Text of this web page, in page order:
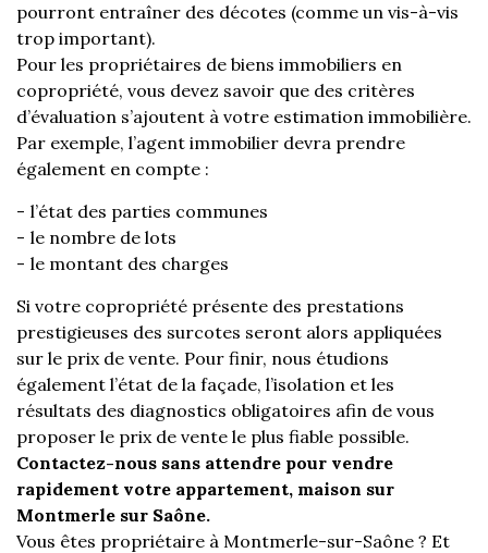
pourront entraîner des décotes (comme un vis-à-vis
trop important).
Pour les propriétaires de biens immobiliers en
copropriété, vous devez savoir que des critères
d’évaluation s’ajoutent à votre estimation immobilière.
Par exemple, l’agent immobilier devra prendre
également en compte :
l’état des parties communes
le nombre de lots
le montant des charges
Si votre copropriété présente des prestations
prestigieuses des surcotes seront alors appliquées
sur le prix de vente. Pour finir, nous étudions
également l’état de la façade, l’isolation et les
résultats des diagnostics obligatoires afin de vous
proposer le prix de vente le plus fiable possible.
Contactez-nous sans attendre pour vendre
rapidement votre appartement, maison sur
Montmerle sur Saône.
Vous êtes propriétaire à Montmerle-sur-Saône ? Et